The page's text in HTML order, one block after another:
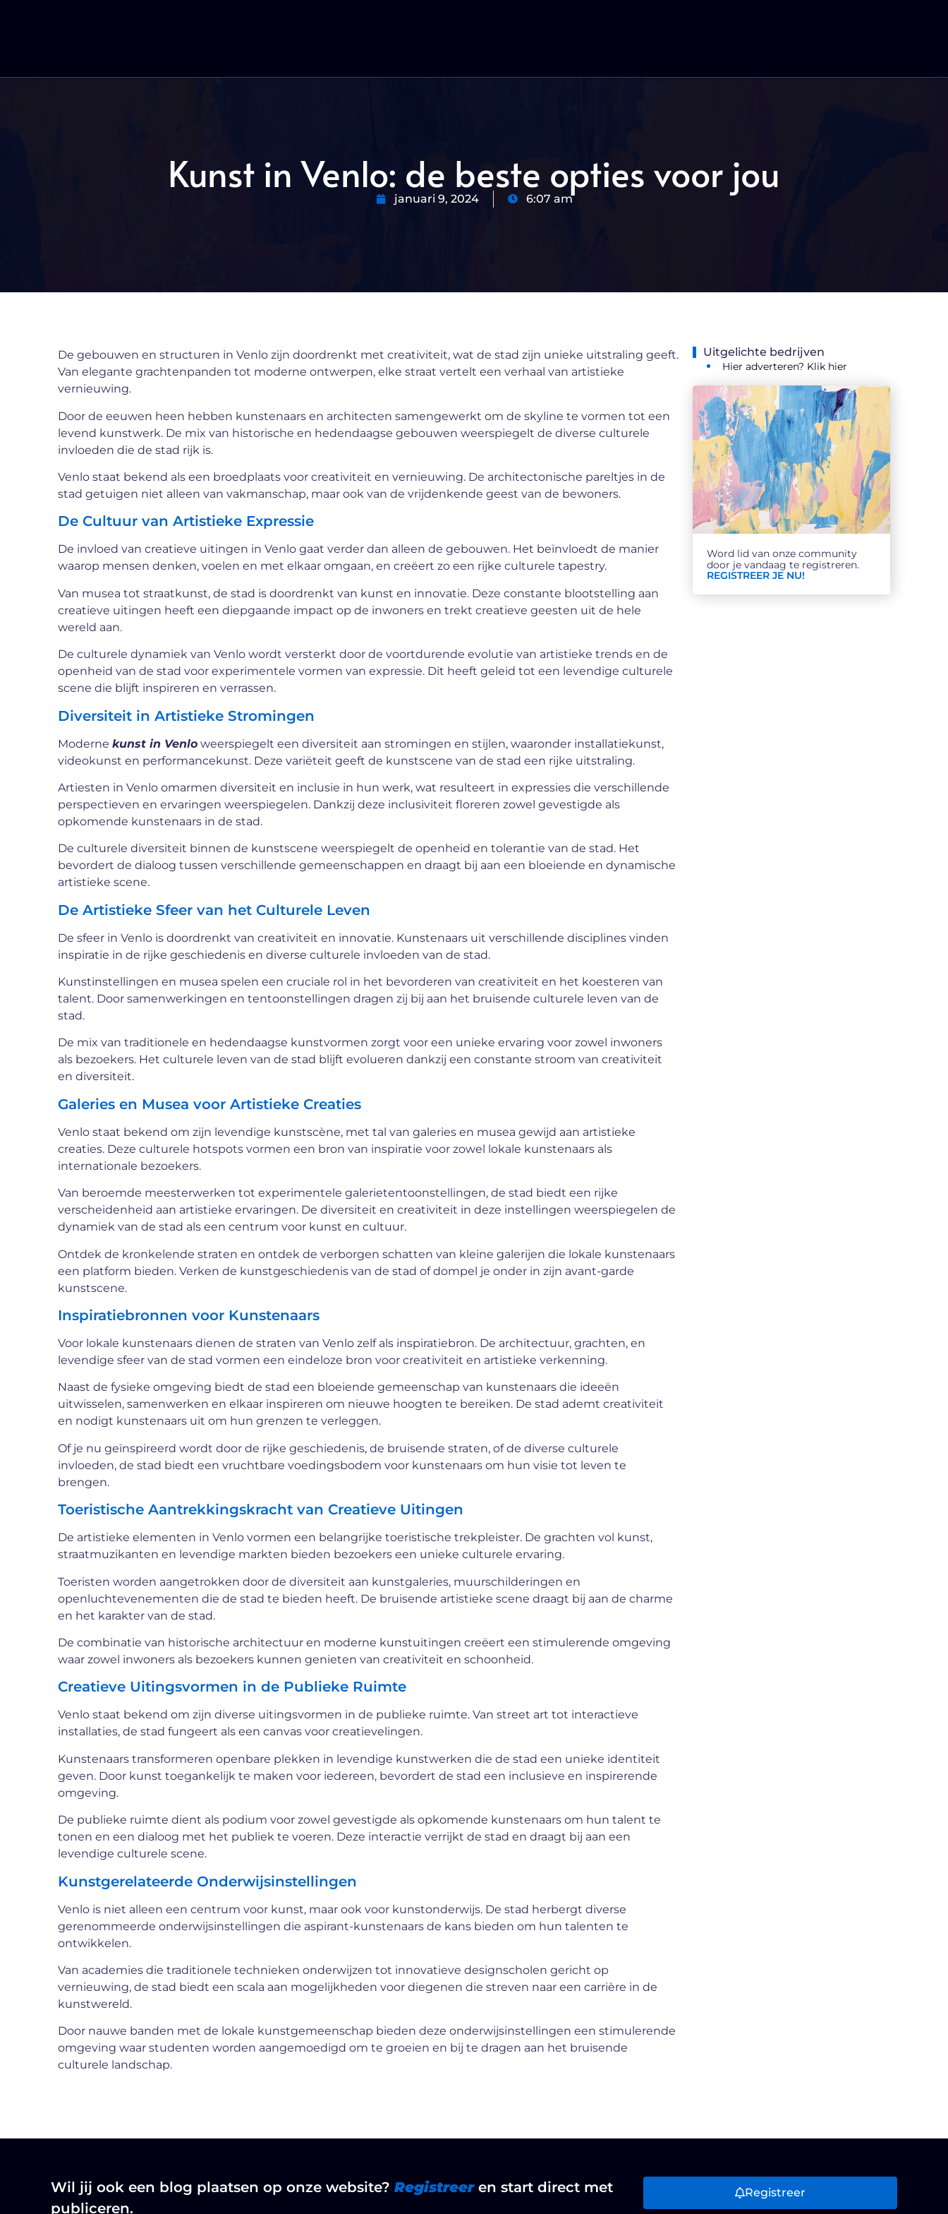
Kunst in Venlo: de beste opties voor jou
januari 9, 2024 6:07 am
De gebouwen en structuren in Venlo zijn doordrenkt met creativiteit, wat de stad zijn unieke uitstraling geeft.
Van elegante grachtenpanden tot moderne ontwerpen, elke straat vertelt een verhaal van artistieke
vernieuwing.
Door de eeuwen heen hebben kunstenaars en architecten samengewerkt om de skyline te vormen tot een
levend kunstwerk. De mix van historische en hedendaagse gebouwen weerspiegelt de diverse culturele
invloeden die de stad rijk is.
Venlo staat bekend als een broedplaats voor creativiteit en vernieuwing. De architectonische pareltjes in de
stad getuigen niet alleen van vakmanschap, maar ook van de vrijdenkende geest van de bewoners.
De Cultuur van Artistieke Expressie
De invloed van creatieve uitingen in Venlo gaat verder dan alleen de gebouwen. Het beïnvloedt de manier
waarop mensen denken, voelen en met elkaar omgaan, en creëert zo een rijke culturele tapestry.
Van musea tot straatkunst, de stad is doordrenkt van kunst en innovatie. Deze constante blootstelling aan
creatieve uitingen heeft een diepgaande impact op de inwoners en trekt creatieve geesten uit de hele
wereld aan.
De culturele dynamiek van Venlo wordt versterkt door de voortdurende evolutie van artistieke trends en de
openheid van de stad voor experimentele vormen van expressie. Dit heeft geleid tot een levendige culturele
scene die blijft inspireren en verrassen.
Diversiteit in Artistieke Stromingen
Moderne kunst in Venlo weerspiegelt een diversiteit aan stromingen en stijlen, waaronder installatiekunst,
videokunst en performancekunst. Deze variëteit geeft de kunstscene van de stad een rijke uitstraling.
Artiesten in Venlo omarmen diversiteit en inclusie in hun werk, wat resulteert in expressies die verschillende
perspectieven en ervaringen weerspiegelen. Dankzij deze inclusiviteit floreren zowel gevestigde als
opkomende kunstenaars in de stad.
De culturele diversiteit binnen de kunstscene weerspiegelt de openheid en tolerantie van de stad. Het
bevordert de dialoog tussen verschillende gemeenschappen en draagt bij aan een bloeiende en dynamische
artistieke scene.
De Artistieke Sfeer van het Culturele Leven
De sfeer in Venlo is doordrenkt van creativiteit en innovatie. Kunstenaars uit verschillende disciplines vinden
inspiratie in de rijke geschiedenis en diverse culturele invloeden van de stad.
Kunstinstellingen en musea spelen een cruciale rol in het bevorderen van creativiteit en het koesteren van
talent. Door samenwerkingen en tentoonstellingen dragen zij bij aan het bruisende culturele leven van de
stad.
De mix van traditionele en hedendaagse kunstvormen zorgt voor een unieke ervaring voor zowel inwoners
als bezoekers. Het culturele leven van de stad blijft evolueren dankzij een constante stroom van creativiteit
en diversiteit.
Galeries en Musea voor Artistieke Creaties
Venlo staat bekend om zijn levendige kunstscène, met tal van galeries en musea gewijd aan artistieke
creaties. Deze culturele hotspots vormen een bron van inspiratie voor zowel lokale kunstenaars als
internationale bezoekers.
Van beroemde meesterwerken tot experimentele galerietentoonstellingen, de stad biedt een rijke
verscheidenheid aan artistieke ervaringen. De diversiteit en creativiteit in deze instellingen weerspiegelen de
dynamiek van de stad als een centrum voor kunst en cultuur.
Ontdek de kronkelende straten en ontdek de verborgen schatten van kleine galerijen die lokale kunstenaars
een platform bieden. Verken de kunstgeschiedenis van de stad of dompel je onder in zijn avant-garde
kunstscene.
Inspiratiebronnen voor Kunstenaars
Voor lokale kunstenaars dienen de straten van Venlo zelf als inspiratiebron. De architectuur, grachten, en
levendige sfeer van de stad vormen een eindeloze bron voor creativiteit en artistieke verkenning.
Naast de fysieke omgeving biedt de stad een bloeiende gemeenschap van kunstenaars die ideeën
uitwisselen, samenwerken en elkaar inspireren om nieuwe hoogten te bereiken. De stad ademt creativiteit
en nodigt kunstenaars uit om hun grenzen te verleggen.
Of je nu geïnspireerd wordt door de rijke geschiedenis, de bruisende straten, of de diverse culturele
invloeden, de stad biedt een vruchtbare voedingsbodem voor kunstenaars om hun visie tot leven te
brengen.
Toeristische Aantrekkingskracht van Creatieve Uitingen
De artistieke elementen in Venlo vormen een belangrijke toeristische trekpleister. De grachten vol kunst,
straatmuzikanten en levendige markten bieden bezoekers een unieke culturele ervaring.
Toeristen worden aangetrokken door de diversiteit aan kunstgaleries, muurschilderingen en
openluchtevenementen die de stad te bieden heeft. De bruisende artistieke scene draagt bij aan de charme
en het karakter van de stad.
De combinatie van historische architectuur en moderne kunstuitingen creëert een stimulerende omgeving
waar zowel inwoners als bezoekers kunnen genieten van creativiteit en schoonheid.
Creatieve Uitingsvormen in de Publieke Ruimte
Venlo staat bekend om zijn diverse uitingsvormen in de publieke ruimte. Van street art tot interactieve
installaties, de stad fungeert als een canvas voor creatievelingen.
Kunstenaars transformeren openbare plekken in levendige kunstwerken die de stad een unieke identiteit
geven. Door kunst toegankelijk te maken voor iedereen, bevordert de stad een inclusieve en inspirerende
omgeving.
De publieke ruimte dient als podium voor zowel gevestigde als opkomende kunstenaars om hun talent te
tonen en een dialoog met het publiek te voeren. Deze interactie verrijkt de stad en draagt bij aan een
levendige culturele scene.
Kunstgerelateerde Onderwijsinstellingen
Venlo is niet alleen een centrum voor kunst, maar ook voor kunstonderwijs. De stad herbergt diverse
gerenommeerde onderwijsinstellingen die aspirant-kunstenaars de kans bieden om hun talenten te
ontwikkelen.
Van academies die traditionele technieken onderwijzen tot innovatieve designscholen gericht op
vernieuwing, de stad biedt een scala aan mogelijkheden voor diegenen die streven naar een carrière in de
kunstwereld.
Door nauwe banden met de lokale kunstgemeenschap bieden deze onderwijsinstellingen een stimulerende
omgeving waar studenten worden aangemoedigd om te groeien en bij te dragen aan het bruisende
culturele landschap.
Uitgelichte bedrijven
Hier adverteren? Klik hier
Word lid van onze community
door je vandaag te registreren.
REGISTREER JE NU!
Wil jij ook een blog plaatsen op onze website? Registreer en start direct met
publiceren.
Registreer